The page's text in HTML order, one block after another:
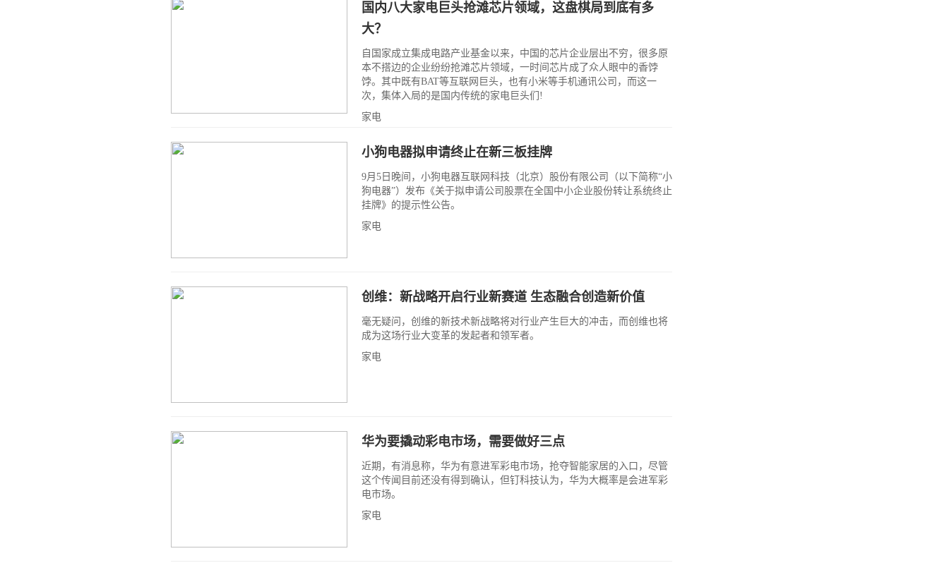
国内八大家电巨头抢滩芯片领域，这盘棋局到底有多
大？
自国家成立集成电路产业基金以来，中国的芯片企业层出不穷，很多原
本不搭边的企业纷纷抢滩芯片领域，一时间芯片成了众人眼中的香饽
饽。其中既有BAT等互联网巨头，也有小米等手机通讯公司，而这一
次，集体入局的是国内传统的家电巨头们!
家电
小狗电器拟申请终止在新三板挂牌
9月5日晚间，小狗电器互联网科技（北京）股份有限公司（以下简称“小
狗电器”）发布《关于拟申请公司股票在全国中小企业股份转让系统终止
挂牌》的提示性公告。
家电
创维：新战略开启行业新赛道 生态融合创造新价值
毫无疑问，创维的新技术新战略将对行业产生巨大的冲击，而创维也将
成为这场行业大变革的发起者和领军者。
家电
华为要撬动彩电市场，需要做好三点
近期，有消息称，华为有意进军彩电市场，抢夺智能家居的入口，尽管
这个传闻目前还没有得到确认，但钉科技认为，华为大概率是会进军彩
电市场。
家电